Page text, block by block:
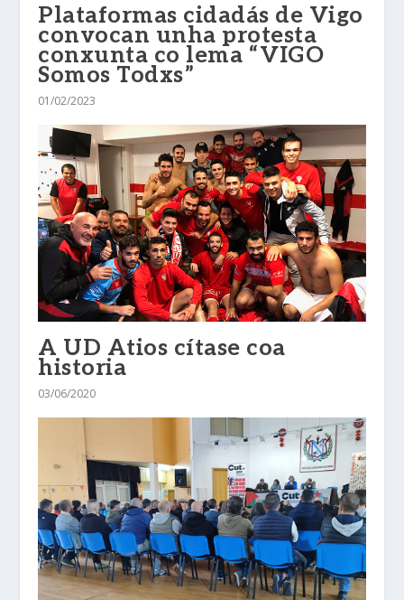
Plataformas cidadás de Vigo
convocan unha protesta
conxunta co lema “VIGO
Somos Todxs”
01/02/2023
A UD Atios cítase coa
historia
03/06/2020